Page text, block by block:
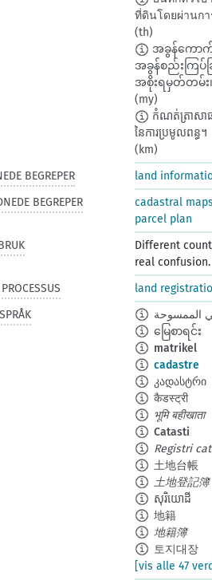
ที่ดินโดยผ่านก
(th)
အခွန်ကောက်
အခွန်စည်းကြ
အစိုးရမှတ်တမ်း
(my)
កំណត់ត្រាសាធ
នៃការប្រមូលពន្ធ។​
(km)
BEGREPER
land
BEGREPER
cadastral maps
parcel plan
Different
real confusion.
land
الممسوحة
မြေစာရင်း
matrikel
cadastre
კადასტრი
कैडस्ट्री
भूमि बहीखाता
Catasti
Registri
土地台帳
土地登記簿
សុរិយោដី
地籍
地籍簿
토지대장
[vis alle 47